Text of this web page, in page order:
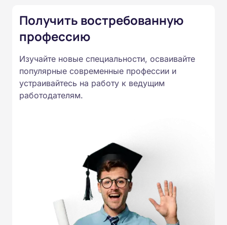
соответствии с Федеральными
государственными
профессионального образования.
Удостоверения и дипломы о
прохождении обучения
Получить востребованную
профессию
Изучайте новые специальности, осваивайте
популярные современные профессии и
устраивайтесь на работу к ведущим
работодателям.